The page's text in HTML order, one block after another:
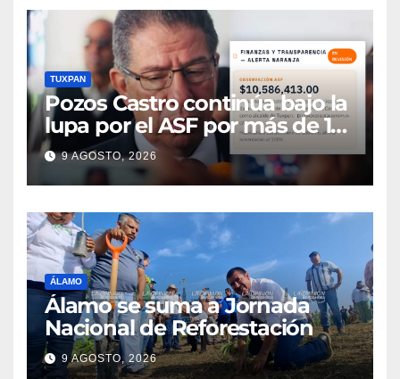
TUXPAN
Pozos Castro continúa bajo la
lupa por el ASF por más de 10
MDP
9 AGOSTO, 2026
ÁLAMO
Álamo se suma a Jornada
Nacional de Reforestación
9 AGOSTO, 2026